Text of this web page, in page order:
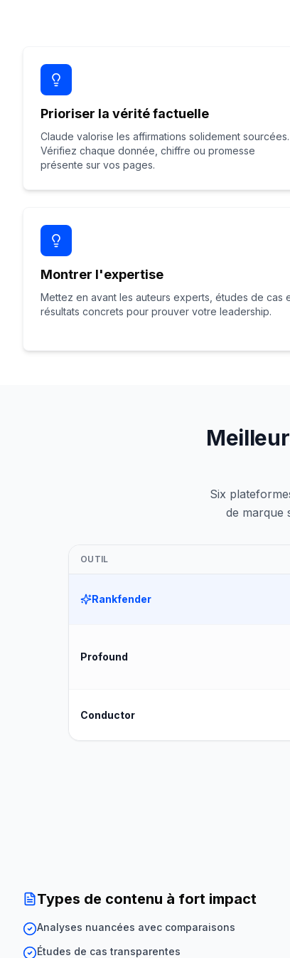
Prioriser la vérité factuelle
Claude valorise les affirmations solidement sourcées.
Vérifiez chaque donnée, chiffre ou promesse
présente sur vos pages.
Montrer l'expertise
Mettez en avant les auteurs experts, études de cas
résultats concrets pour prouver votre leadership.
Six
de marque
OUTIL
Rankfender
Profound
Conductor
Types de contenu à fort impact
Analyses nuancées avec comparaisons
Études de cas transparentes